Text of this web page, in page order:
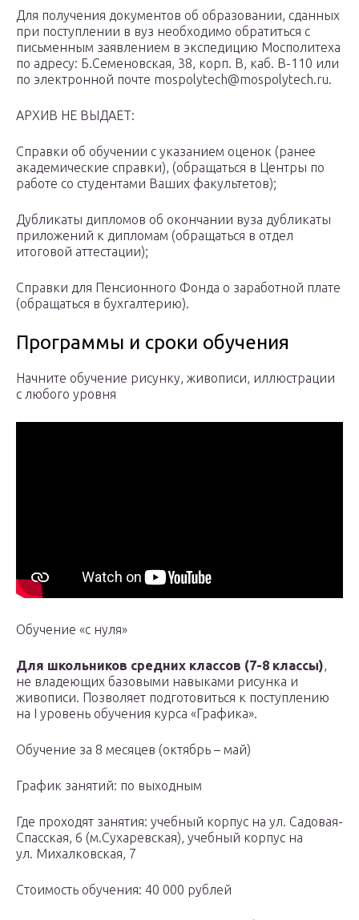
Для получения документов об образовании, сданных
при поступлении в вуз необходимо обратиться с
письменным заявлением в экспедицию Мосполитеха
по адресу: Б.Семеновская, 38, корп. В, каб. В-110 или
по электронной почте mospolytech@mospolytech.ru.
АРХИВ НЕ ВЫДАЕТ:
Справки об обучении с указанием оценок (ранее
академические справки), (обращаться в Центры по
работе со студентами Ваших факультетов);
Дубликаты дипломов об окончании вуза дубликаты
приложений к дипломам (обращаться в отдел
итоговой аттестации);
Справки для Пенсионного Фонда о заработной плате
(обращаться в бухгалтерию).
Программы и сроки обучения
Начните обучение рисунку, живописи, иллюстрации
с любого уровня
Обучение «с нуля»
Для школьников средних классов (7-8 классы),
не владеющих базовыми навыками рисунка и
живописи. Позволяет подготовиться к поступлению
на I уровень обучения курса «Графика».
Обучение за 8 месяцев (октябрь – май)
График занятий: по выходным
Где проходят занятия: учебный корпус на ул. Садовая-
Спасская, 6 (м.Сухаревская), учебный корпус на
ул. Михалковская, 7
Стоимость обучения: 40 000 рублей